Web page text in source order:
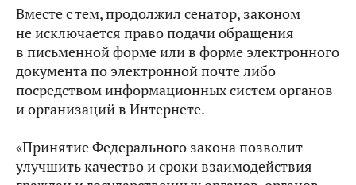
Вместе с тем, продолжил сенатор, законом
не исключается право подачи обращения
в письменной форме или в форме электронного
документа по электронной почте либо
посредством информационных систем органов
и организаций в Интернете.
«Принятие Федерального закона позволит
улучшить качество и сроки взаимодействия